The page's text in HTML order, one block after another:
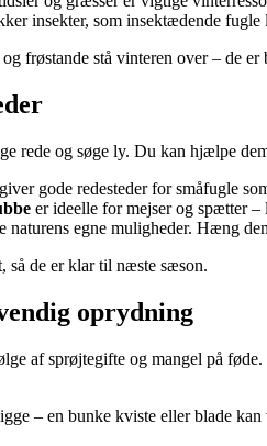
insekter, som insektædende fugle
frøstande stå vinteren over – de er
rede og søge ly. Du kan hjælpe
giver gode redesteder for småfugle
er ideelle for mejser og spætter –
naturens egne muligheder. Hæng
så de er klar til næste sæson.
oprydning
af sprøjtegifte og mangel på
– en bunke kviste eller blade